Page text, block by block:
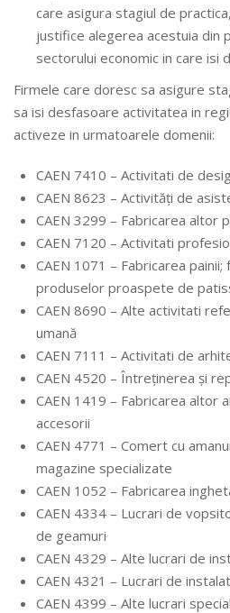
care asigura stagiul de
justifice alegerea acestuia din
sectorului economic in care isi
Firmele care doresc sa asigure
sa isi desfasoare activitatea in
activeze in urmatoarele domenii:
CAEN 7410 – Activitati de
CAEN 8623 – Activități de
CAEN 3299 – Fabricarea altor
CAEN 7120 – Activitati
CAEN 1071 – Fabricarea
produselor proaspete de
CAEN 8690 – Alte activitati
umană
CAEN 7111 – Activitati de
CAEN 4520 – Întreținerea și
CAEN 1419 – Fabricarea altor
accesorii
CAEN 4771 – Comert cu
magazine specializate
CAEN 1052 – Fabricarea
CAEN 4334 – Lucrari de
de geamuri
CAEN 4329 – Alte lucrari de
CAEN 4321 – Lucrari de
CAEN 4399 – Alte lucrari